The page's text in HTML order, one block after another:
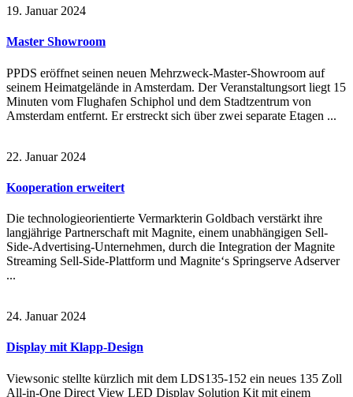
19. Januar 2024
Master Showroom
PPDS eröffnet seinen neuen Mehrzweck-Master-Showroom auf
seinem Heimatgelände in Amsterdam. Der Veranstaltungsort liegt 15
Minuten vom Flughafen Schiphol und dem Stadtzentrum von
Amsterdam entfernt. Er erstreckt sich über zwei separate Etagen ...
22. Januar 2024
Kooperation erweitert
Die technologieorientierte Vermarkterin Goldbach verstärkt ihre
langjährige Partnerschaft mit Magnite, einem unabhängigen Sell-
Side-Advertising-Unternehmen, durch die Integration der Magnite
Streaming Sell-Side-Plattform und Magnite‘s Springserve Adserver
...
24. Januar 2024
Display mit Klapp-Design
Viewsonic stellte kürzlich mit dem LDS135-152 ein neues 135 Zoll
All-in-One Direct View LED Display Solution Kit mit einem